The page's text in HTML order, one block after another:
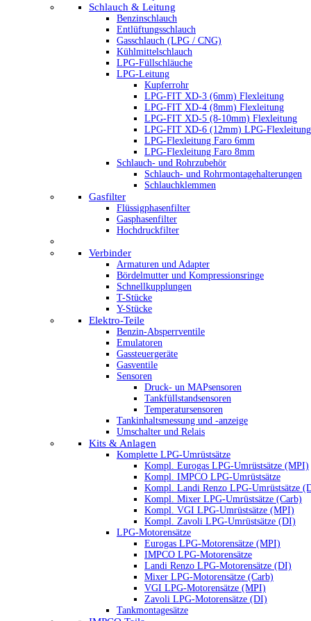
Schlauch & Leitung
Benzinschlauch
Entlüftungsschlauch
Gasschlauch (LPG / CNG)
Kühlmittelschlauch
LPG-Füllschläuche
LPG-Leitung
Kupferrohr
LPG-FIT XD-3 (6mm) Flexleitung
LPG-FIT XD-4 (8mm) Flexleitung
LPG-FIT XD-5 (8-10mm) Flexleitung
LPG-FIT XD-6 (12mm) LPG-Flexleitung
LPG-Flexleitung Faro 6mm
LPG-Flexleitung Faro 8mm
Schlauch- und Rohrzubehör
Schlauch- und Rohrmontagehalterungen
Schlauchklemmen
Gasfilter
Flüssigphasenfilter
Gasphasenfilter
Hochdruckfilter
Verbinder
Armaturen und Adapter
Bördelmutter und Kompressionsringe
Schnellkupplungen
T-Stücke
Y-Stücke
Elektro-Teile
Benzin-Absperrventile
Emulatoren
Gassteuergeräte
Gasventile
Sensoren
Druck- un MAPsensoren
Tankfüllstandsensoren
Temperatursensoren
Tankinhaltsmessung und -anzeige
Umschalter und Relais
Kits & Anlagen
Komplette LPG-Umrüstsätze
Kompl. Eurogas LPG-Umrüstsätze (MPI)
Kompl. IMPCO LPG-Umrüstsätze
Kompl. Landi Renzo LPG-Umrüstsätze
Kompl. Mixer LPG-Umrüstsätze (Carb)
Kompl. VGI LPG-Umrüstsätze (MPI)
Kompl. Zavoli LPG-Umrüstsätze (DI)
LPG-Motorensätze
Eurogas LPG-Motorensätze (MPI)
IMPCO LPG-Motorensätze
Landi Renzo LPG-Motorensätze (DI)
Mixer LPG-Motorensätze (Carb)
VGI LPG-Motorensätze (MPI)
Zavoli LPG-Motorensätze (DI)
Tankmontagesätze